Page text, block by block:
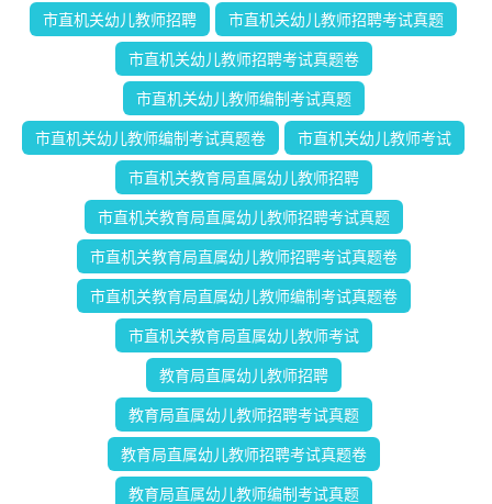
市直机关幼儿教师招聘 市直机关幼儿教师招聘考试真题
市直机关幼儿教师招聘考试真题卷
市直机关幼儿教师编制考试真题
市直机关幼儿教师编制考试真题卷 市直机关幼儿教师考试
市直机关教育局直属幼儿教师招聘
市直机关教育局直属幼儿教师招聘考试真题
市直机关教育局直属幼儿教师招聘考试真题卷
市直机关教育局直属幼儿教师编制考试真题卷
市直机关教育局直属幼儿教师考试
教育局直属幼儿教师招聘
教育局直属幼儿教师招聘考试真题
教育局直属幼儿教师招聘考试真题卷
教育局直属幼儿教师编制考试真题